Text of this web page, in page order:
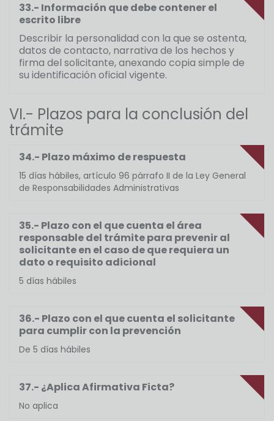
33.- Información que debe contener el
escrito libre
Describir la personalidad con la que se ostenta,
datos de contacto, narrativa de los hechos y
firma del solicitante, anexando copia simple de
su identificación oficial vigente.
VI.- Plazos para la conclusión del
trámite
34.- Plazo máximo de respuesta
15 días hábiles, artículo 96 párrafo II de la Ley General
de Responsabilidades Administrativas
35.- Plazo con el que cuenta el área
responsable del trámite para prevenir al
solicitante en el caso de que requiera un
dato o requisito adicional
5 días hábiles
36.- Plazo con el que cuenta el solicitante
para cumplir con la prevención
De 5 días hábiles
37.- ¿Aplica Afirmativa Ficta?
No aplica